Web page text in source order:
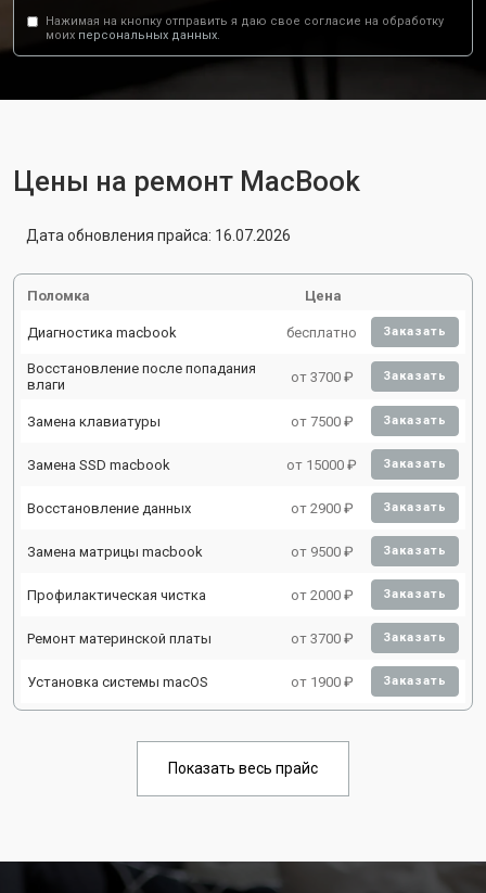
Нажимая на кнопку отправить я даю свое согласие на обработку
моих персональных данных.
Цены на ремонт MacBook
Дата обновления прайса: 16.07.2026
Поломка Цена
Диагностика macbook бесплатно Заказать
Восстановление после попадания
влаги
от 3700 ₽ Заказать
Замена клавиатуры от 7500 ₽ Заказать
Замена SSD macbook от 15000 ₽ Заказать
Восстановление данных от 2900 ₽ Заказать
Замена матрицы macbook от 9500 ₽ Заказать
Профилактическая чистка от 2000 ₽ Заказать
Ремонт материнской платы от 3700 ₽ Заказать
Установка системы macOS от 1900 ₽ Заказать
Показать весь прайс